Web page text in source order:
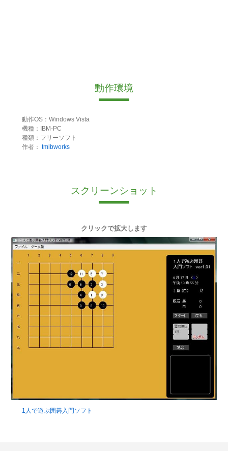
動作環境
動作OS：Windows Vista
機種：IBM-PC
種類：フリーソフト
作者： tmlbworks
スクリーンショット
クリックで拡大します
1人で遊ぶ囲碁入門ソフト